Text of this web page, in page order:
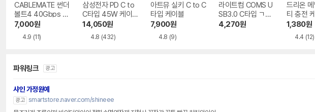
CABLEMATE 썬더
볼트4 40Gbps P
D PPS C to C타입
240W 케이블
7,000원
4.9 (11)
삼성전자 PD C to
C타입 45W 케이
블 EP-DX510
14,050원
4.8 (432)
아트뮤 실키 C to C
타입 케이블
7,900원
4.8 (9)
라이트컴 COMS U
SB3.0 C타입 ㄱ자
형 케이블 NA565
4,270원
드리온
티 충전
3in1-
1,380원
4.4 (12)
파워링크 광고
샤인 가정원예
광고 smartstore.naver.com/shineee